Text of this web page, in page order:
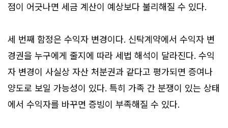
점이 어긋나면 세금 계산이 예상보다 불리해질 수 있다.
세 번째 함정은 수익자 변경이다. 신탁계약에서 수익자 변
경권을 누구에게 줄지에 따라 세법 해석이 달라진다. 수익
자 변경이 사실상 자산 처분권과 같다고 평가되면 증여나
양도로 보일 가능성이 있다. 특히 가족 간 분쟁이 있는 상태
에서 수익자를 바꾸면 증빙이 부족해질 수 있다.